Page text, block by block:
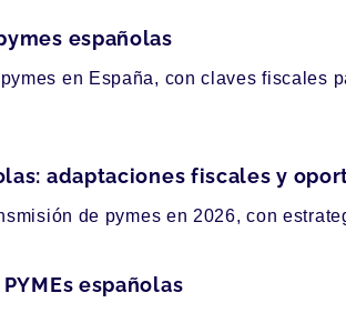
españolas
en España, con claves fiscales
adaptaciones fiscales y
de pymes en 2026, con
españolas